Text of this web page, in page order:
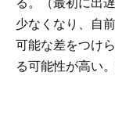
る。（最初に出
少なくなり、自
可能な差をつけ
る可能性が高い。